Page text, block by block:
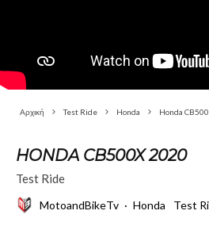
Αρχική Test Ride Honda Honda
HONDA CB500X 2020
Test Ride
MotoandBikeTv · Honda Test